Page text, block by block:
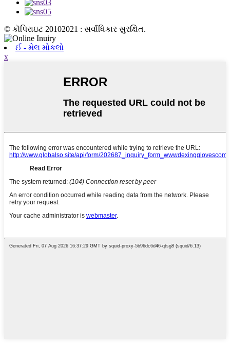
© કૉપિરાઇટ 20102021 : સર્વાધિકાર સુરક્ષિત.
ઈ - મેલ મોકલો
x